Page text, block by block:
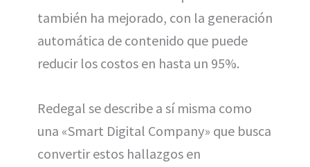
también ha mejorado, con la generación
automática de contenido que puede
reducir los costos en hasta un 95%.
Redegal se describe a sí misma como
una «Smart Digital Company» que busca
convertir estos hallazgos en